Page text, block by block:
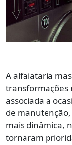
A alfaiataria
transformações
associada a
de
mais dinâmica,
tornaram